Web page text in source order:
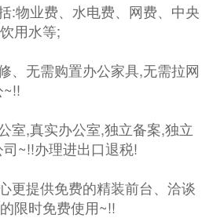
:物业费、水电费、网费、中央
用水等;
、无需购置办公家具,无需拉网
室,真实办公室,独立备案,独立
~!!办理进出口退税!
更提供免费的精装前台、洽谈
限时免费使用~!!